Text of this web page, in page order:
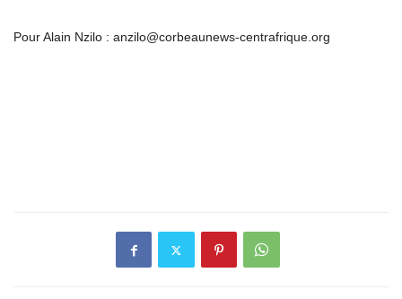
Pour Alain Nzilo : anzilo@corbeaunews-centrafrique.org